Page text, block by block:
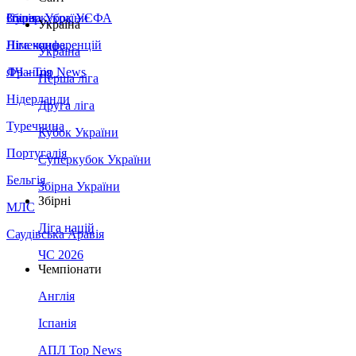
Збірна України
Італія
Німеччина
Франція
Нідерланди
Туреччина
Португалія
Бельгія
МЛС
Саудівська Аравія
Суперкубок УЄФА
Ліга конференцій
ЛЧ - Top News
Україна
Україна
Перша ліга
Друга ліга
Кубок України
Суперкубок України
Збірна України
Збірні
Ліга націй
ЧС 2026
Чемпіонати
Англія
Іспанія
АПЛ Top News